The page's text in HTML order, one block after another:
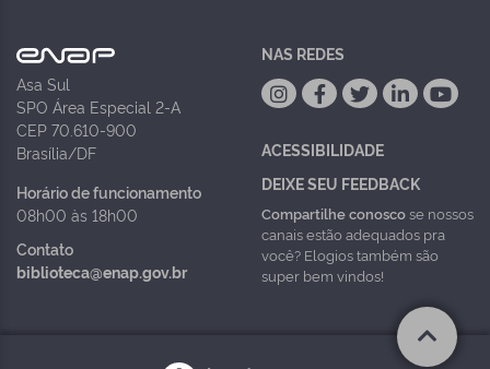
Asa Sul
SPO Área Especial 2-A
CEP 70.610-900
Brasília/DF
Horário de funcionamento
08h00 às 18h00
Contato
biblioteca@enap.gov.br
NAS REDES
ACESSIBILIDADE
DEIXE SEU FEEDBACK
Compartilhe conoscose nossos
canais estão adequados pra
você? Elogios também são
super bem vindos!